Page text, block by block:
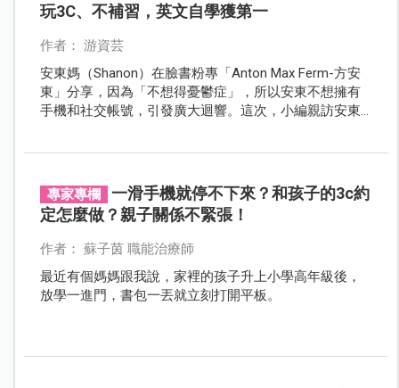
玩3C、不補習，英文自學獲第一
作者： 游資芸
安東媽（Shanon）在臉書粉專「Anton Max Ferm-方安
東」分享，因為「不想得憂鬱症」，所以安東不想擁有
手機和社交帳號，引發廣大迴響。這次，小編親訪安東
專家專欄
一滑手機就停不下來？和孩子的3c約
定怎麼做？親子關係不緊張！
作者： 蘇子茵 職能治療師
最近有個媽媽跟我說，家裡的孩子升上小學高年級後，
放學一進門，書包一丟就立刻打開平板。